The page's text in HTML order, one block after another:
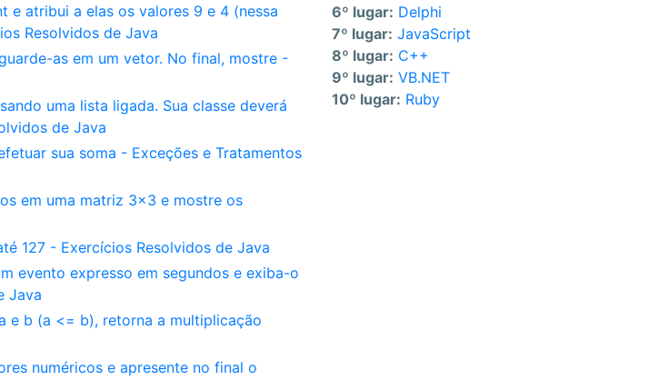
e atribui a elas os valores 9 e 4 (nessa
Resolvidos de Java
as em um vetor. No final, mostre -
uma lista ligada. Sua classe deverá
de Java
sua soma - Exceções e Tratamentos
em uma matriz 3x3 e mostre os
127 - Exercícios Resolvidos de Java
evento expresso em segundos e exiba-o
Java
e b (a <= b), retorna a multiplicação
numéricos e apresente no final o
6º lugar: Delphi
7º lugar: JavaScript
8º lugar: C++
9º lugar: VB.NET
10º lugar: Ruby